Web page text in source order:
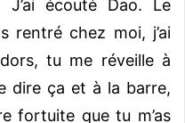
écouté Dao. Le
rentré chez moi, j’ai
tu me réveille à
dire ça et à la barre,
fortuite que tu m’as